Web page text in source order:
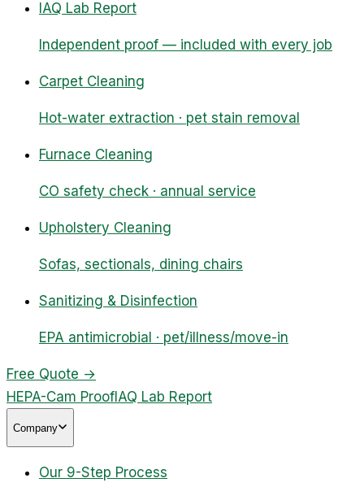
IAQ Lab Report
Independent proof — included with every job
Carpet Cleaning
Hot-water extraction · pet stain removal
Furnace Cleaning
CO safety check · annual service
Upholstery Cleaning
Sofas, sectionals, dining chairs
Sanitizing & Disinfection
EPA antimicrobial · pet/illness/move-in
Free Quote →
HEPA-Cam Proof IAQ Lab Report
Company
Our 9-Step Process